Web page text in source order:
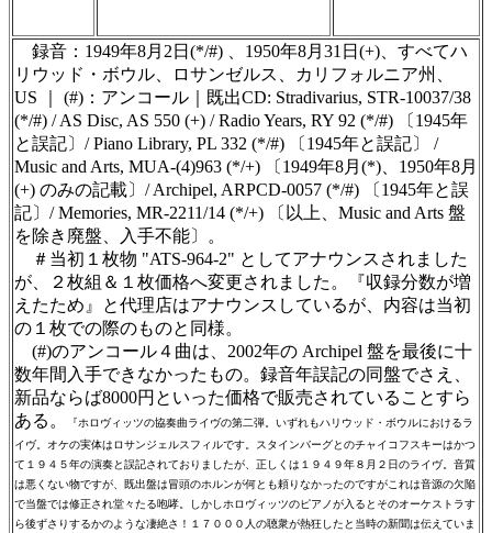
録音：1949年8月2日(*/#) 、1950年8月31日(+)、すべてハ
リウッド・ボウル、ロサンゼルス、カリフォルニア州、
US ｜ (#)：アンコール｜既出CD: Stradivarius, STR-10037/38
(*/#) / AS Disc, AS 550 (+) / Radio Years, RY 92 (*/#) 〔1945年
と誤記〕/ Piano Library, PL 332 (*/#) 〔1945年と誤記〕 /
Music and Arts, MUA-(4)963 (*/+) 〔1949年8月(*)、1950年8月
(+) のみの記載〕/ Archipel, ARPCD-0057 (*/#) 〔1945年と誤
記〕/ Memories, MR-2211/14 (*/+) 〔以上、Music and Arts 盤
を除き廃盤、入手不能〕。
＃当初１枚物 "ATS-964-2" としてアナウンスされました
が、２枚組＆１枚価格へ変更されました。『収録分数が増
えたため』と代理店はアナウンスしているが、内容は当初
の１枚での際のものと同様。
(#)のアンコール４曲は、2002年の Archipel 盤を最後に十
数年間入手できなかったもの。録音年誤記の同盤でさえ、
新品ならば8000円といった価格で販売されていることすら
ある。
『ホロヴィッツの協奏曲ライヴの第二弾。いずれもハリウッド・ボウルにおけるラ
イヴ。オケの実体はロサンジェルスフィルです。スタインバーグとのチャイコフスキーはかつ
て１９４５年の演奏と誤記されておりましたが、正しくは１９４９年８月２日のライヴ。音質
は悪くない物ですが、既出盤は冒頭のホルンが何とも頼りなかったのですがこれは音源の欠陥
で当盤では修正され堂々たる咆哮。しかしホロヴィッツのピアノが入るとそのオーケストラす
ら後ずさりするかのような凄絶さ！１７０００人の聴衆が熱狂したと当時の新聞は伝えていま